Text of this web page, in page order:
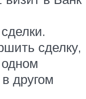
сделку,
одном
другом